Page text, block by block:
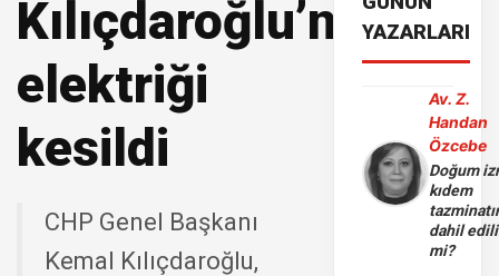
Kılıçdaroğlu’nun
elektriği
kesildi
CHP Genel Başkanı
Kemal Kılıçdaroğlu,
YAZARLARI
Av. Z.
Handan
Özcebe
Doğum
kıdem
dahil
mi?